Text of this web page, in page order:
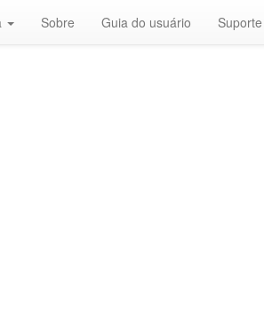
Sobre Guia do usuário Suporte